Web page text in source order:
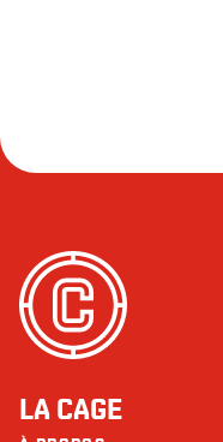
LA CAGE